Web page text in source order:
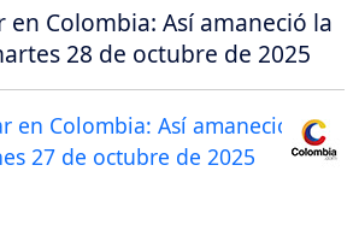
en Colombia: Así amaneció la
28 de octubre de 2025